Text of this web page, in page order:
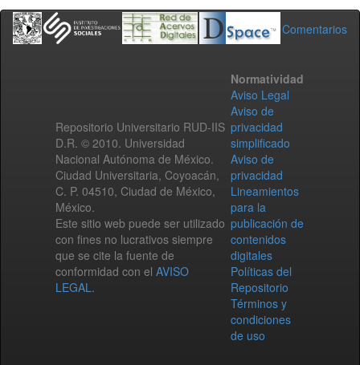
Comentarios
Repositorio Universitario RUD-IIS
D.R. © 2010. Universidad
Nacional Autónoma de México.
Ciudad Universitaria, Coyoacán,
C. P. 04510, Ciudad de México,
México.
Este sitio web puede ser utilizado
con fines no lucrativos siempre
que se cite la fuente de
conformidad con el AVISO
LEGAL.
Normatividad
Aviso Legal
Aviso de
privacidad
simplificado
Aviso de
privacidad
Lineamientos
para la
publicación de
contenidos
digitales
Políticas del
Repositorio
Términos y
condiciones
de uso